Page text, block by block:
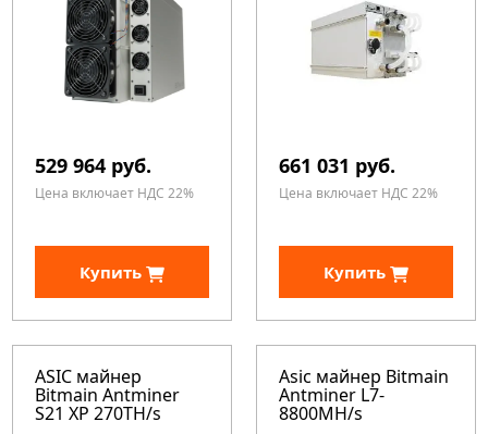
529 964 руб.
Цена включает НДС 22%
Купить
661 031 руб.
Цена включает НДС 22%
Купить
ASIC майнер
Bitmain Antminer
S21 XP 270TH/s
Asic майнер Bitmain
Antminer L7-
8800MH/s